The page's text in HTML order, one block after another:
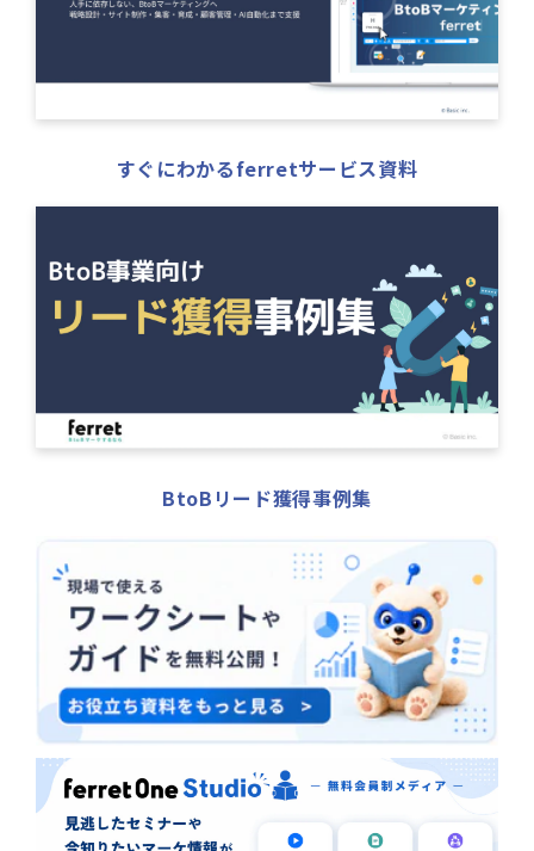
すぐにわかるferretサービス資料
BtoBリード獲得事例集